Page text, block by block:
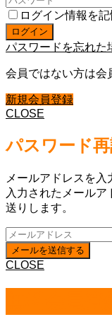
ログイン情報を記
パスワードを忘れた
会員ではない方は会
新規会員登録
CLOSE
パスワード
メールアドレスを入
入力されたメール
送りします。
CLOSE